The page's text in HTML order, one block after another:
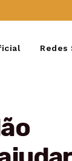
Redes